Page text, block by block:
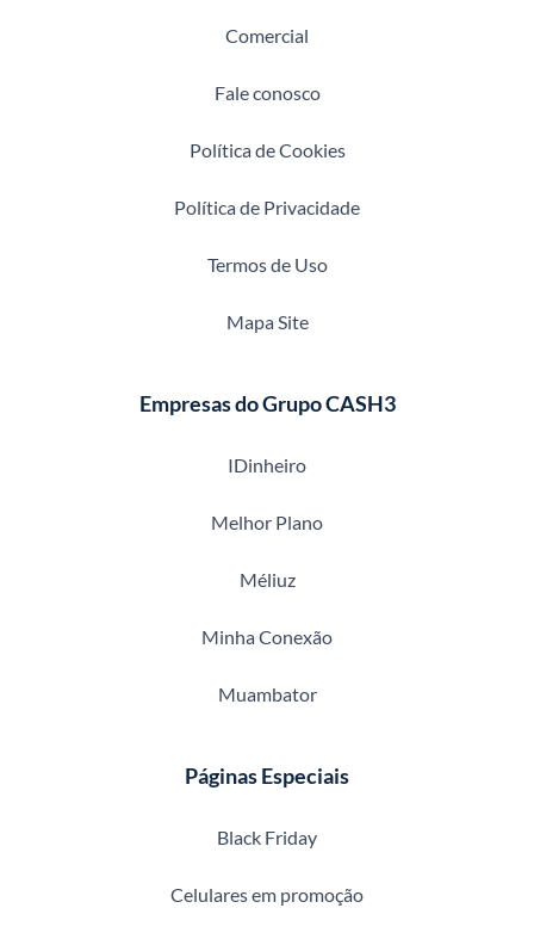
Comercial
Fale conosco
Política de Cookies
Política de Privacidade
Termos de Uso
Mapa Site
Empresas do Grupo CASH3
IDinheiro
Melhor Plano
Méliuz
Minha Conexão
Muambator
Páginas Especiais
Black Friday
Celulares em promoção